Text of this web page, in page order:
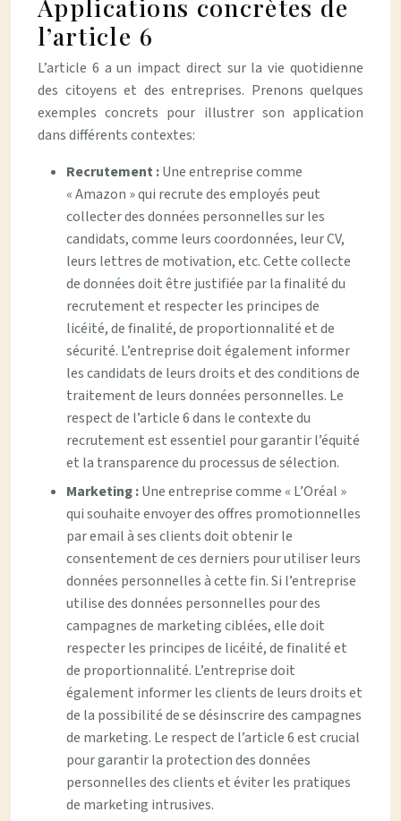
Applications concrètes de
l’article 6
L’article 6 a un impact direct sur la vie quotidienne
des citoyens et des entreprises. Prenons quelques
exemples concrets pour illustrer son application
dans différents contextes:
Recrutement :Une entreprise comme
« Amazon » qui recrute des employés peut
collecter des données personnelles sur les
candidats, comme leurs coordonnées, leur CV,
leurs lettres de motivation, etc. Cette collecte
de données doit être justifiée par la finalité du
recrutement et respecter les principes de
licéité, de finalité, de proportionnalité et de
sécurité. L’entreprise doit également informer
les candidats de leurs droits et des conditions de
traitement de leurs données personnelles. Le
respect de l’article 6 dans le contexte du
recrutement est essentiel pour garantir l’équité
et la transparence du processus de sélection.
Marketing :Une entreprise comme « L’Oréal »
qui souhaite envoyer des offres promotionnelles
par email à ses clients doit obtenir le
consentement de ces derniers pour utiliser leurs
données personnelles à cette fin. Si l’entreprise
utilise des données personnelles pour des
campagnes de marketing ciblées, elle doit
respecter les principes de licéité, de finalité et
de proportionnalité. L’entreprise doit
également informer les clients de leurs droits et
de la possibilité de se désinscrire des campagnes
de marketing. Le respect de l’article 6 est crucial
pour garantir la protection des données
personnelles des clients et éviter les pratiques
de marketing intrusives.